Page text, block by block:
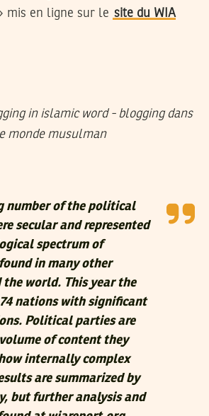
mis en ligne sur le site du WIA
number of the political
secular and represented
spectrum of
in many other
the world. This year the
nations with significant
Political parties are
of content they
internally complex
are summarized by
but further analysis and